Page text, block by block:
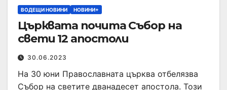
ВОДЕЩИ НОВИНИ НОВИНИ+
Църквата почита Събор на
свети 12 апостоли
30.06.2023
На 30 юни Православната църква отбелязва
Събор на светите дванадесет апостола. Този